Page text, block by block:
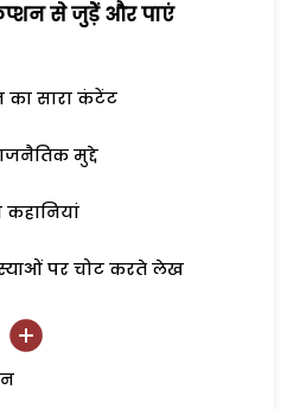
से जुड़ेें और पाएं
का सारा कंटेंट
मुद्दे
कहानियां
पर चोट करते लेख